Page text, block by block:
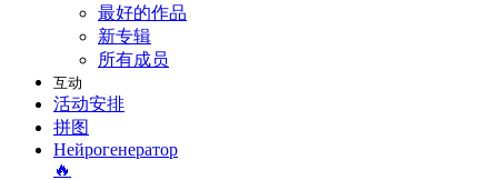
最好的作品
新专辑
所有成员
互动
活动安排
拼图
Нейрогенератор
🔥